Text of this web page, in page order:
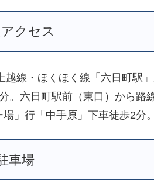
クセス
線・ほくほく線「六日町駅
六日町駅前（東口）から路
」行「中手原」下車徒歩2分。
車場